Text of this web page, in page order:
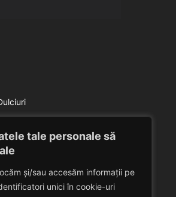
tale personale să
și/sau accesăm informații pe
unici în cookie-uri
July 9, 2014